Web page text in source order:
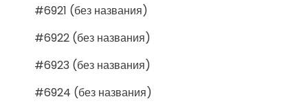
#6921 (без названия)
#6922 (без названия)
#6923 (без названия)
#6924 (без названия)